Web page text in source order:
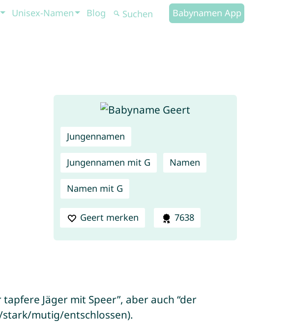
Unisex-Namen Blog Babynamen App
Jungennamen
Jungennamen mit G Namen
Namen mit G
Geert merken 7638
Jäger mit Speer”, aber auch “der
stark/mutig/entschlossen).